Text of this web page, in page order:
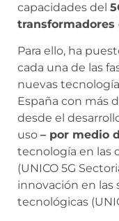
capacidades del
transformadores
Para ello, ha
cada una de las
nuevas
España con más
desde el
uso – por medio
tecnología en las
(UNICO 5G
innovación en las
tecnológicas